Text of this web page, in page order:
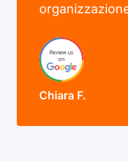
Chiara F.